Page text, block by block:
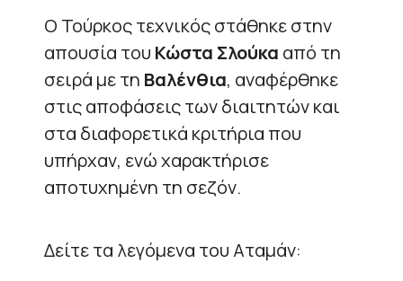
Ο Τούρκος τεχνικός στάθηκε στην
απουσία του Κώστα Σλούκα από τη
σειρά με τη Βαλένθια, αναφέρθηκε
στις αποφάσεις των διαιτητών και
στα διαφορετικά κριτήρια που
υπήρχαν, ενώ χαρακτήρισε
αποτυχημένη τη σεζόν.
Δείτε τα λεγόμενα του Αταμάν: